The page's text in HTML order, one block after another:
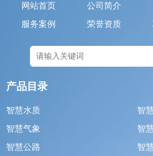
网站首页 公司简介
服务案例
荣誉资质
产品目录
智慧水质
智
智慧气象
智
智慧公路
智